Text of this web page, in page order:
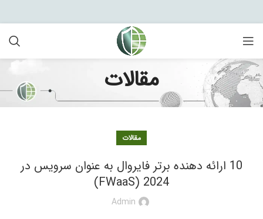
مقالات
مقالات
10 ارائه دهنده برتر فایروال به عنوان سرویس در
2024 (FWaaS)
Admin